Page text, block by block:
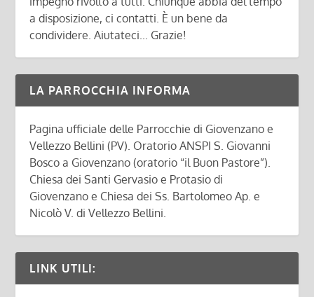
a disposizione, ci contatti. È un bene da
condividere. Aiutateci... Grazie!
LA PARROCCHIA INFORMA
Pagina ufficiale delle Parrocchie di Giovenzano e
Vellezzo Bellini (PV). Oratorio ANSPI S. Giovanni
Bosco a Giovenzano (oratorio “il Buon Pastore”).
Chiesa dei Santi Gervasio e Protasio di
Giovenzano e Chiesa dei Ss. Bartolomeo Ap. e
Nicolò V. di Vellezzo Bellini.
LINK UTILI: